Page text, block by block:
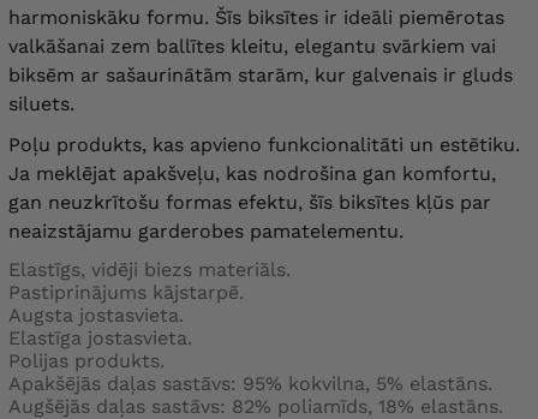
harmoniskāku formu. Šīs biksītes ir ideāli piemērotas
valkāšanai zem ballītes kleitu, elegantu svārkiem vai
biksēm ar sašaurinātām starām, kur galvenais ir gluds
siluets.
Poļu produkts, kas apvieno funkcionalitāti un estētiku.
Ja meklējat apakšveļu, kas nodrošina gan komfortu,
gan neuzkrītošu formas efektu, šīs biksītes kļūs par
neaizstājamu garderobes pamatelementu.
Elastīgs, vidēji biezs materiāls.
Pastiprinājums kājstarpē.
Augsta jostasvieta.
Elastīga jostasvieta.
Polijas produkts.
Apakšējās daļas sastāvs: 95% kokvilna, 5% elastāns.
Augšējās daļas sastāvs: 82% poliamīds, 18% elastāns.